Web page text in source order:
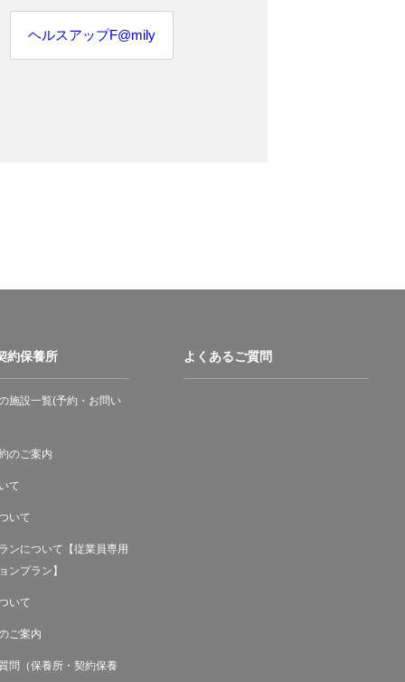
ヘルスアップF@mily
約保養所
施設一覧(予約・お問い
のご案内
て
いて
ンについて【従業員専用
ンプラン】
いて
ご案内
問（保養所・契約保養
よくあるご質問